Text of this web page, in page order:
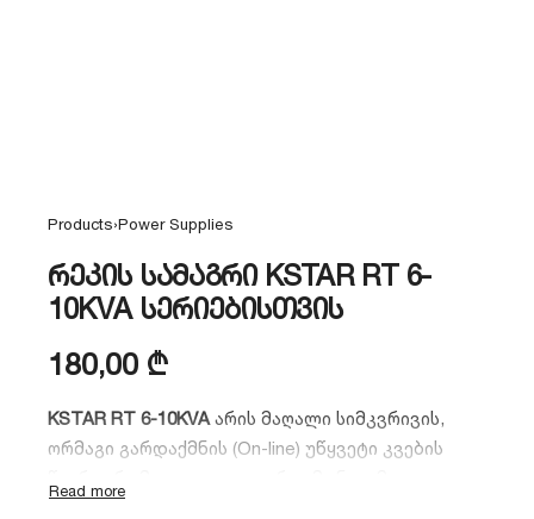
Products›Power Supplies
რეკის სამაგრი KSTAR RT 6-
10KVA სერიებისთვის
180,00 ₾
KSTAR RT 6-10KVA არის მაღალი სიმკვრივის,
ორმაგი გარდაქმნის (On-line) უწყვეტი კვების